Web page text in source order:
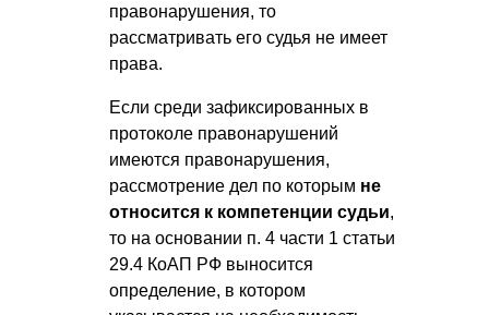
правонарушения, то
рассматривать его судья не имеет
права.
Если среди зафиксированных в
протоколе правонарушений
имеются правонарушения,
рассмотрение дел по которым не
относится к компетенции судьи,
то на основании п. 4 части 1 статьи
29.4 КоАП РФ выносится
определение, в котором